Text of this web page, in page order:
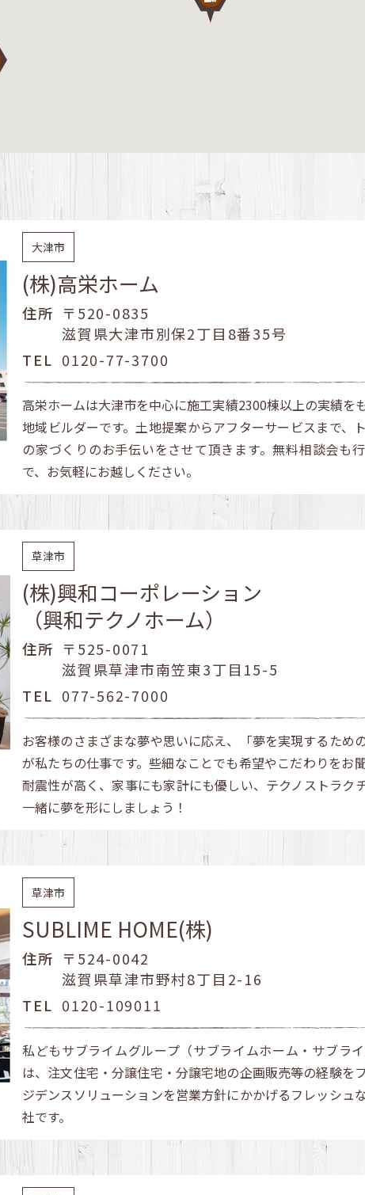
大津市
(株)高栄ホーム
住所 〒520-0835
滋賀県大津市別保2丁目8番35号
TEL 0120-77-3700
高栄ホームは大津市を中心に施工実績2300棟以上の実績を
地域ビルダーです。土地提案からアフターサービスまで、
の家づくりのお手伝いをさせて頂きます。無料相談会も
で、お気軽にお越しください。
草津市
(株)興和コーポレーション
（興和テクノホーム）
住所 〒525-0071
滋賀県草津市南笠東3丁目15-5
TEL 077-562-7000
お客様のさまざまな夢や思いに応え、「夢を実現するため
が私たちの仕事です。些細なことでも希望やこだわりをお
耐震性が高く、家事にも家計にも優しい、テクノストラク
一緒に夢を形にしましょう！
草津市
SUBLIME HOME(株)
住所 〒524-0042
滋賀県草津市野村8丁目2-16
TEL 0120-109011
私どもサブライムグループ（サブライムホーム・サブライ
は、注文住宅・分譲住宅・分譲宅地の企画販売等の経験を
ジデンスソリューションを営業方針にかかげるフレッシュ
社です。